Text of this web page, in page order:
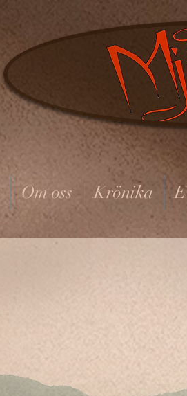
Om oss Krönika